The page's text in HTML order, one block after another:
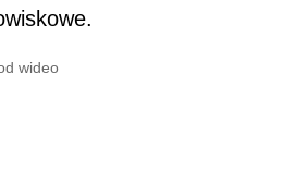
wideo